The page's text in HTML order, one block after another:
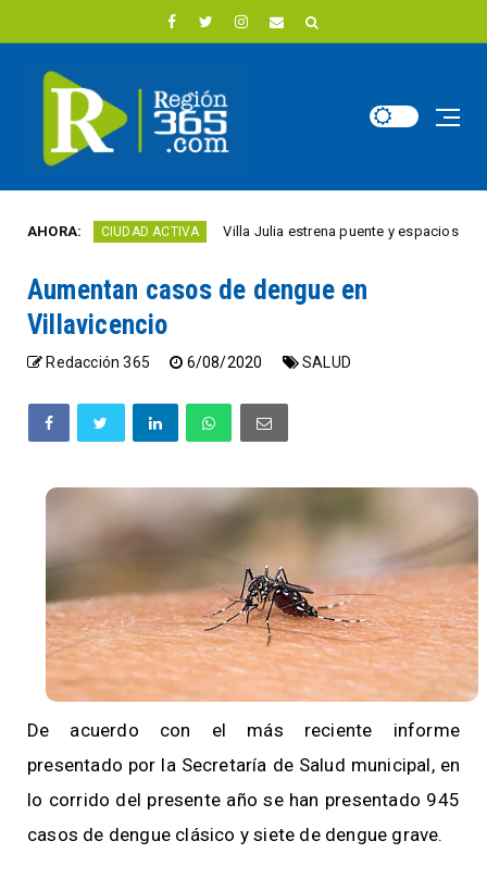
AHORA:
CIUDAD ACTIVA Villa Julia estrena puente y espacios
Aumentan casos de dengue en
Villavicencio
Redacción 365 6/08/2020 SALUD
De acuerdo con el más reciente informe
presentado por la Secretaría de Salud municipal, en
lo corrido del presente año se han presentado 945
casos de dengue clásico y siete de dengue grave.